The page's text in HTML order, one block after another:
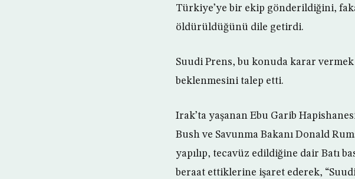
Türkiye’ye bir ekip gönderildiğini,
öldürüldüğünü dile getirdi.
Suudi Prens, bu konuda karar
beklenmesini talep etti.
Irak’ta yaşanan Ebu Garib
Bush ve Savunma Bakanı Donald
yapılıp, tecavüz edildiğine dair Batı
beraat ettiklerine işaret ederek,